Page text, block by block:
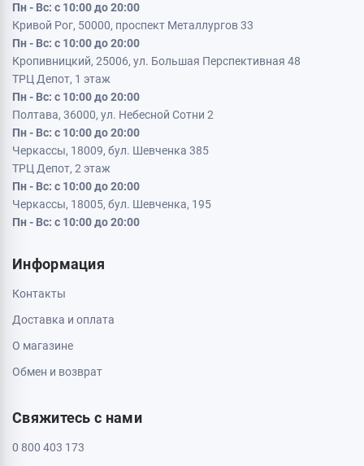
Пн - Вс: с 10:00 до 20:00
Кривой Рог, 50000, проспект Металлургов 33
Пн - Вс: с 10:00 до 20:00
Кропивницкий, 25006, ул. Большая Перспективная 48
ТРЦ Депот, 1 этаж
Пн - Вс: с 10:00 до 20:00
Полтава, 36000, ул. Небесной Сотни 2
Пн - Вс: с 10:00 до 20:00
Черкассы, 18009, бул. Шевченка 385
ТРЦ Депот, 2 этаж
Пн - Вс: с 10:00 до 20:00
Черкассы, 18005, бул. Шевченка, 195
Пн - Вс: с 10:00 до 20:00
Информация
Контакты
Доставка и оплата
О магазине
Обмен и возврат
Свяжитесь с нами
0 800 403 173